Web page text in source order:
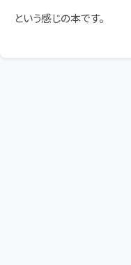
という感じの本です。